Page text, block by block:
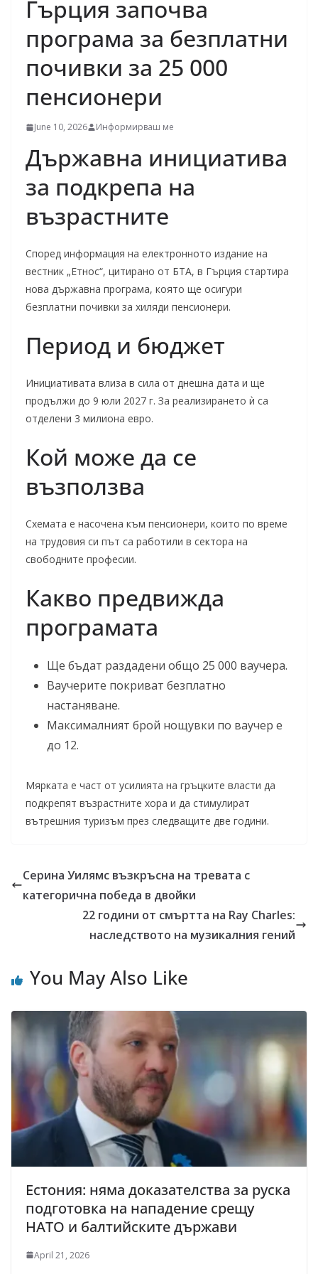
Гърция започва
програма за безплатни
почивки за 25 000
пенсионери
June 10, 2026 Информирваш ме
Държавна инициатива
за подкрепа на
възрастните
Според информация на електронното издание на
вестник „Етнос“, цитирано от БТА, в Гърция стартира
нова държавна програма, която ще осигури
безплатни почивки за хиляди пенсионери.
Период и бюджет
Инициативата влиза в сила от днешна дата и ще
продължи до 9 юли 2027 г. За реализирането ѝ са
отделени 3 милиона евро.
Кой може да се
възползва
Схемата е насочена към пенсионери, които по време
на трудовия си път са работили в сектора на
свободните професии.
Какво предвижда
програмата
Ще бъдат раздадени общо 25 000 ваучера.
Ваучерите покриват безплатно
настаняване.
Максималният брой нощувки по ваучер е
до 12.
Мярката е част от усилията на гръцките власти да
подкрепят възрастните хора и да стимулират
вътрешния туризъм през следващите две години.
Серина Уилямс възкръсна на тревата с
категорична победа в двойки
22 години от смъртта на Ray Charles:
наследството на музикалния гений
You May Also Like
Естония: няма доказателства за руска
подготовка на нападение срещу
НАТО и балтийските държави
April 21, 2026